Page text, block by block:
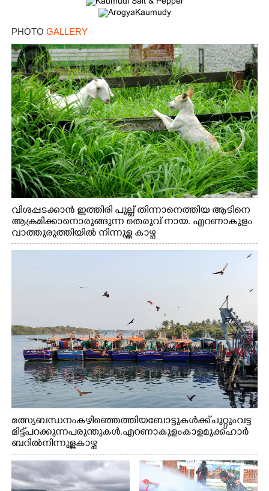
PHOTO GALLERY
വിശപ്പടക്കാൻ ഇത്തിരി പുല്ല് തിന്നാനെത്തിയ ആടിനെ
ആക്രമിക്കാനൊരുങ്ങുന്ന തെരുവ് നായ. എറണാകുളം
വാത്തുരുത്തിയിൽ നിന്നുള്ള കാഴ്ച
മത്സ്യബന്ധനം കഴിഞ്ഞെത്തിയ ബോട്ടുകൾക്ക് ചുറ്റും വട്ട
മിട്ട് പറക്കുന്ന പരുന്തുകൾ. എറണാകുളം കാളമുക്ക് ഹാർ
ബറിൽ നിന്നുള്ള കാഴ്ച